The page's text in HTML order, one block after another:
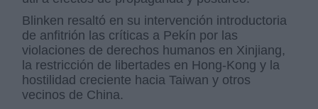
Blinken resaltó en su intervención introductoria
de anfitrión las críticas a Pekín por las
violaciones de derechos humanos en Xinjiang,
la restricción de libertades en Hong-Kong y la
hostilidad creciente hacia Taiwan y otros
vecinos de China.